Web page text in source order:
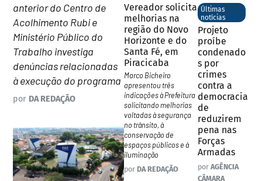
anterior do Centro de
Acolhimento Rubi e
Ministério Público do
Trabalho investiga
denúncias relacionadas
à execução do programa
por DA REDAÇÃO
Vereador solicita
melhorias na
região do Novo
Horizonte e do
Santa Fé, em
Piracicaba
Marco Bicheiro
apresentou três
indicações à Prefeitura
solicitando melhorias
voltadas à segurança
no trânsito, à
conservação de
espaços públicos e à
iluminação
por DA REDAÇÃO
Últimas
notícias
Projeto
proíbe
condenado
s por
crimes
contra a
democracia
de
reduzirem
pena nas
Forças
Armadas
por AGÊNCIA
CÂMARA